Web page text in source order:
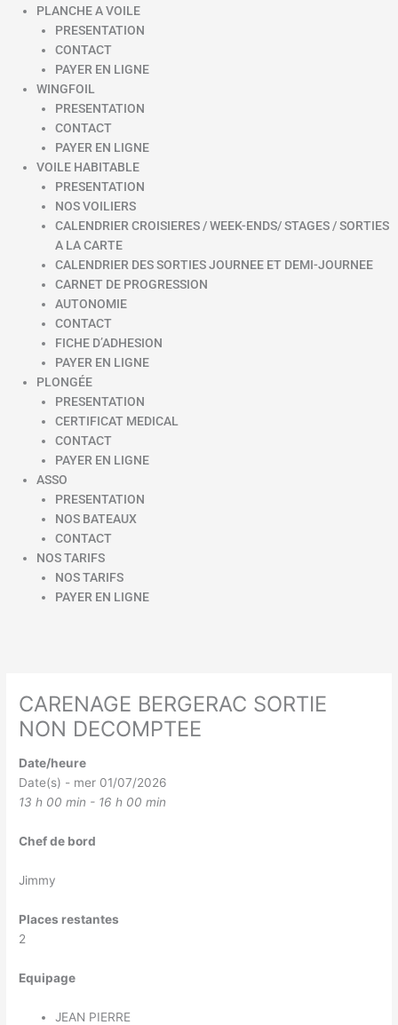
PLANCHE A VOILE
PRESENTATION
CONTACT
PAYER EN LIGNE
WINGFOIL
PRESENTATION
CONTACT
PAYER EN LIGNE
VOILE HABITABLE
PRESENTATION
NOS VOILIERS
CALENDRIER CROISIERES / WEEK-ENDS/ STAGES / SORTIES
A LA CARTE
CALENDRIER DES SORTIES JOURNEE ET DEMI-JOURNEE
CARNET DE PROGRESSION
AUTONOMIE
CONTACT
FICHE D’ADHESION
PAYER EN LIGNE
PLONGÉE
PRESENTATION
CERTIFICAT MEDICAL
CONTACT
PAYER EN LIGNE
ASSO
PRESENTATION
NOS BATEAUX
CONTACT
NOS TARIFS
NOS TARIFS
PAYER EN LIGNE
CARENAGE BERGERAC SORTIE
NON DECOMPTEE
Date/heure
Date(s) - mer 01/07/2026
13 h 00 min - 16 h 00 min
Chef de bord
Jimmy
Places restantes
2
Equipage
JEAN PIERRE